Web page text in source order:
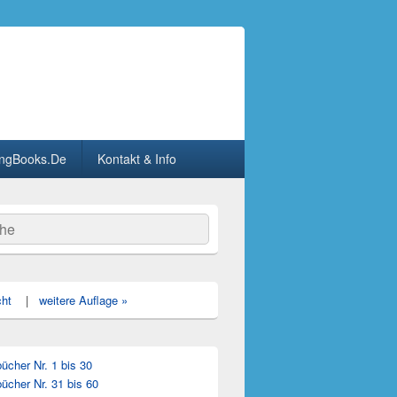
Kontakt & Info
| weitere Auflage »
Nr. 1 bis 30
Nr. 31 bis 60